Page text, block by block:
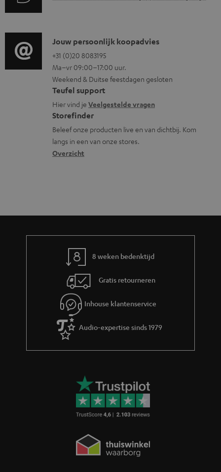
t
e
n
r
m
a
t
i
e
e
i
n
f
o
r
m
a
i
o
g
l
o
s
s
a
r
C
o
n
t
a
c
t
i
n
m
a
Jouw persoonlijk koopadvies
+31 (0)20 8083195
Ma–vr 09:00–17:00 uur.
Weekend & Duitse feestdagen gesloten
Teufel support
Hier vind je Veelgestelde vragen
Storefinder
Beleef onze producten live en van dichtbij. Kom
langs in een van onze stores.
Overzicht
8 weken bedenktijd
Gratis retourneren
Inhouse klantenservice
Audio-expertise sinds 1979